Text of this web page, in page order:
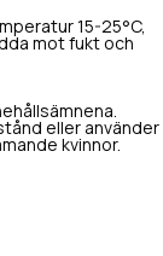
15-25°C,
mot fukt och
eller använder
kvinnor.